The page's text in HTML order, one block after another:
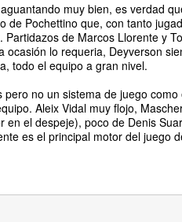
muy bien, es verdad
de Pochettino que, con tanto
de Marcos Llorente y
lo requeria, Deyverson
todo el equipo a gran nivel.
no un sistema de juego
Aleix Vidal muy flojo,
el despeje), poco de Denis
es el principal motor del juego